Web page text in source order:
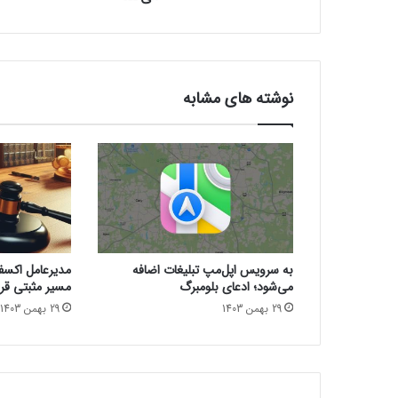
د
ل
پ‌
ت
پ
ج
د
ی
د
ع
ر
ض
م
نوشته های مشابه
به سرویس اپل‌مپ تبلیغات اضافه
می‌شود؛ ادعای بلومبرگ
29 بهمن 1403
مدیرعامل
مسیر مثبتی
29 بهمن 1403